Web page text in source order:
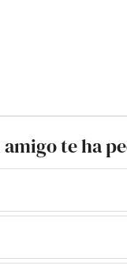
amigo te ha